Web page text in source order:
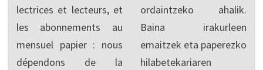
lectrices et lecteurs, et
les abonnements au
mensuel papier : nous
dépendons de la
ordaintzeko ahalik.
Baina irakurleen
emaitzek eta paperezko
hilabetekariaren